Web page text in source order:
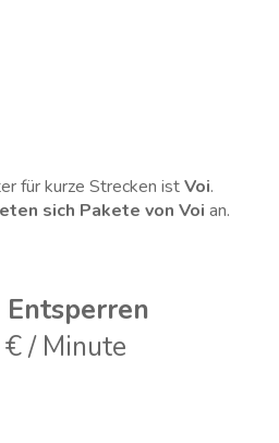
für kurze Strecken istVoi.
sich Pakete von Voi an.
Entsperren
/ Minute